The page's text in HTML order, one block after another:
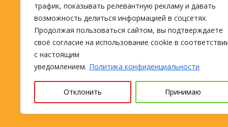
трафик, показывать релевантную рекламу и давать
возможность делиться информацией в соцсетях.
Продолжая пользоваться сайтом, вы подтверждаете
своё согласие на использование cookie в
с настоящим
уведомлением. Политика конфиденциальности
Отклонить Принимаю